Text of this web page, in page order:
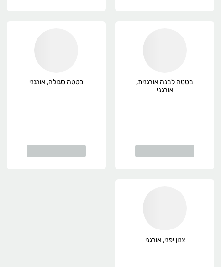
בטטה לבנה אורגנית,
אורגני
בטטה סגולה, אורגני
צנון יפני, אורגני